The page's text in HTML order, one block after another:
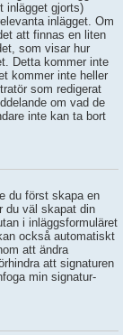
inlägget gjorts)
inlägget. Om
att finnas en liten
som visar hur
Detta kommer inte
kommer inte heller
som redigerat
om vad de
inte kan ta bort
du först skapa en
du väl skapat din
i inläggsformuläret
också automatiskt
att ändra
att signaturen
min signatur-